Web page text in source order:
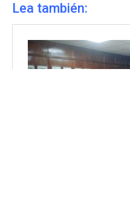
Lea también: